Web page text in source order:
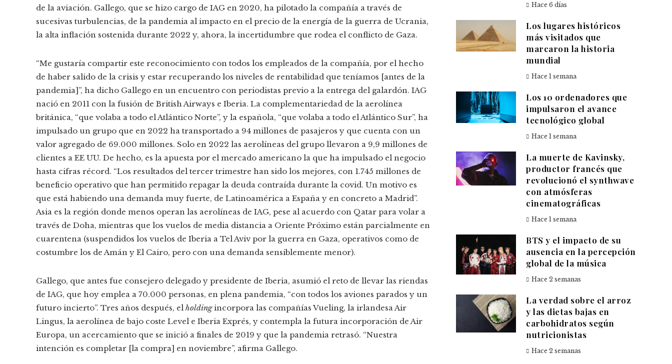
de la aviación. Gallego, que se hizo cargo de IAG en 2020, ha pilotado la compañía a través de
sucesivas turbulencias, de la pandemia al impacto en el precio de la energía de la guerra de Ucrania,
la alta inflación sostenida durante 2022 y, ahora, la incertidumbre que rodea el conflicto de Gaza.
“Me gustaría compartir este reconocimiento con todos los empleados de la compañía, por el hecho
de haber salido de la crisis y estar recuperando los niveles de rentabilidad que teníamos [antes de la
pandemia]”, ha dicho Gallego en un encuentro con periodistas previo a la entrega del galardón. IAG
nació en 2011 con la fusión de British Airways e Iberia. La complementariedad de la aerolínea
británica, “que volaba a todo el Atlántico Norte”, y la española, “que volaba a todo el Atlántico Sur”, ha
impulsado un grupo que en 2022 ha transportado a 94 millones de pasajeros y que cuenta con un
valor agregado de 69.000 millones. Solo en 2022 las aerolíneas del grupo llevaron a 9,9 millones de
clientes a EE UU. De hecho, es la apuesta por el mercado americano la que ha impulsado el negocio
hasta cifras récord. “Los resultados del tercer trimestre han sido los mejores, con 1.745 millones de
beneficio operativo que han permitido repagar la deuda contraída durante la covid. Un motivo es
que está habiendo una demanda muy fuerte, de Latinoamérica a España y en concreto a Madrid”.
Asia es la región donde menos operan las aerolíneas de IAG, pese al acuerdo con Qatar para volar a
través de Doha, mientras que los vuelos de media distancia a Oriente Próximo están parcialmente en
cuarentena (suspendidos los vuelos de Iberia a Tel Aviv por la guerra en Gaza, operativos como de
costumbre los de Amán y El Cairo, pero con una demanda sensiblemente menor).
Gallego, que antes fue consejero delegado y presidente de Iberia, asumió el reto de llevar las riendas
de IAG, que hoy emplea a 70.000 personas, en plena pandemia, “con todos los aviones parados y un
futuro incierto”. Tres años después, el holdingincorpora las compañías Vueling, la irlandesa Air
Lingus, la aerolínea de bajo coste Level e Iberia Exprés, y contempla la futura incorporación de Air
Europa, un acercamiento que se inició a finales de 2019 y que la pandemia retrasó. “Nuestra
intención es completar [la compra] en noviembre”, afirma Gallego.
Hace 6 días
Los lugares históricos
más visitados que
marcaron la historia
mundial
Hace 1 semana
Los 10 ordenadores que
impulsaron el avance
tecnológico global
Hace 1 semana
La muerte de Kavinsky,
productor francés que
revolucionó el synthwave
con atmósferas
cinematográficas
Hace 1 semana
BTS y el impacto de su
ausencia en la percepción
global de la música
Hace 2 semanas
La verdad sobre el arroz
y las dietas bajas en
carbohidratos según
nutricionistas
Hace 2 semanas